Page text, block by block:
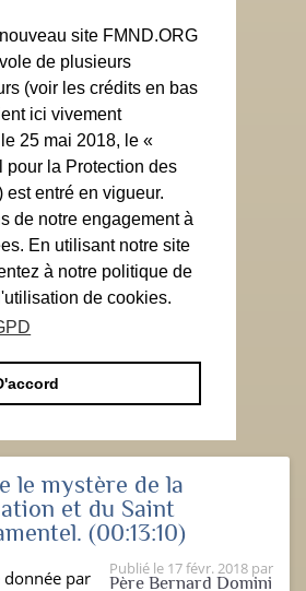
site FMND.ORG
de plusieurs
(voir les crédits en bas
ici vivement
25 mai 2018, le «
pour la Protection des
est entré en vigueur.
de notre engagement à
En utilisant notre site
à notre politique de
de cookies.
le mystère de la
et du Saint
(00:13:10)
Publié le 17 févr. 2018 par
Père Bernard Domini
donnée par